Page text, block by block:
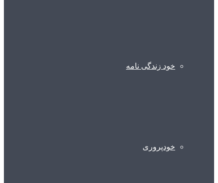
خود زندگی نامه
خودپروری